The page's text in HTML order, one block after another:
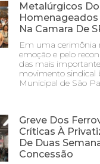
Metalúrgicos Do
Na Camara De
Em uma cerimônia
emoção e pelo
das mais
movimento sindical
Municipal de São
Greve Dos
Críticas À
De Duas
Concessão